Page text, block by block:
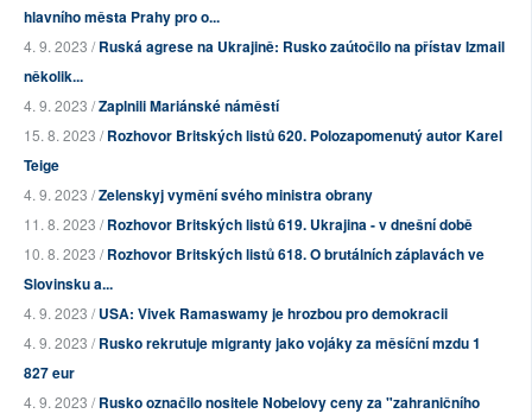
hlavního města Prahy pro o...
4. 9. 2023 /Ruská agrese na Ukrajině: Rusko zaútočilo na přístav Izmail
několik...
4. 9. 2023 /Zaplnili Mariánské náměstí
15. 8. 2023 /Rozhovor Britských listů 620. Polozapomenutý autor Karel
Teige
4. 9. 2023 /Zelenskyj vymění svého ministra obrany
11. 8. 2023 /Rozhovor Britských listů 619. Ukrajina - v dnešní době
10. 8. 2023 /Rozhovor Britských listů 618. O brutálních záplavách ve
Slovinsku a...
4. 9. 2023 /USA: Vivek Ramaswamy je hrozbou pro demokracii
4. 9. 2023 /Rusko rekrutuje migranty jako vojáky za měsíční mzdu 1
827 eur
4. 9. 2023 /Rusko označilo nositele Nobelovy ceny za "zahraničního